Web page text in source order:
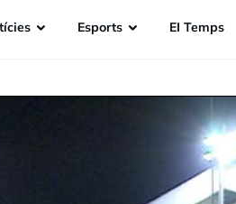
Esports EI Temps